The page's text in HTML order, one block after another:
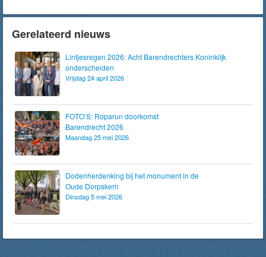
Gerelateerd nieuws
Lintjesregen 2026: Acht Barendrechters Koninklijk
onderscheiden
Vrijdag 24 april 2026
FOTO’S: Roparun doorkomst
Barendrecht 2026
Maandag 25 mei 2026
Dodenherdenking bij het monument in de
Oude Dorpskern
Dinsdag 5 mei 2026